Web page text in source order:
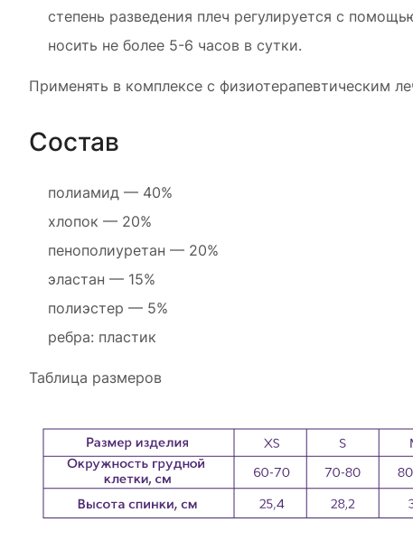
степень разведения плеч регулируется с
носить не более 5-6 часов в сутки.
Применять в комплексе с физиотерапевтическим
Состав
полиамид — 40%
хлопок — 20%
пенополиуретан — 20%
эластан — 15%
полиэстер — 5%
ребра: пластик
Таблица размеров